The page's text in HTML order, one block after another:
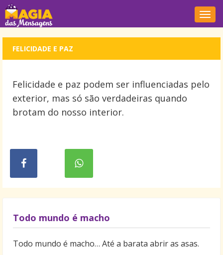
FELICIDADE E PAZ
Felicidade e paz podem ser influenciadas pelo
exterior, mas só são verdadeiras quando
brotam do nosso interior.
Todo mundo é macho
Todo mundo é macho… Até a barata abrir as asas.